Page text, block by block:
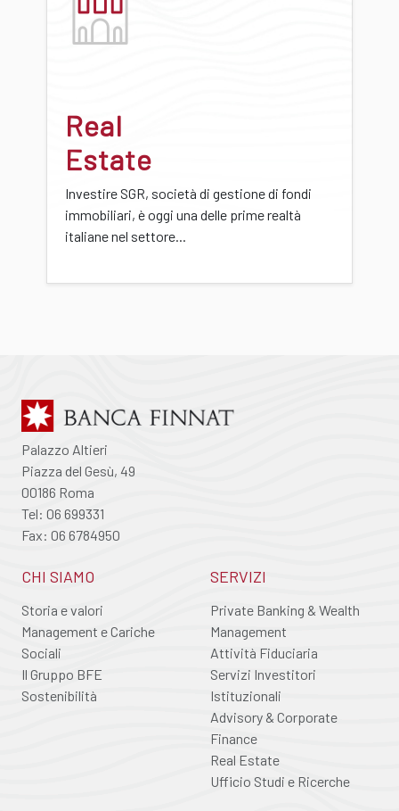
Real
Estate
Investire SGR, società di gestione di fondi
immobiliari, è oggi una delle prime realtà
italiane nel settore...
Palazzo Altieri
Piazza del Gesù, 49
00186 Roma
Tel: 06 699331
Fax: 06 6784950
CHI SIAMO
Storia e valori
Management e Cariche
Sociali
Il Gruppo BFE
Sostenibilità
SERVIZI
Private Banking & Wealth
Management
Attività Fiduciaria
Servizi Investitori
Istituzionali
Advisory & Corporate
Finance
Real Estate
Ufficio Studi e Ricerche